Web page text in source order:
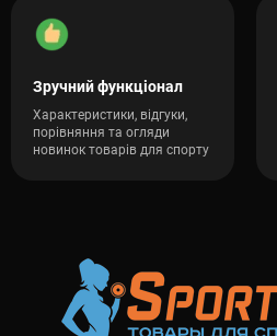
Зручний функціонал
Характеристики, відгуки,
порівняння та огляди
новинок товарів для спорту